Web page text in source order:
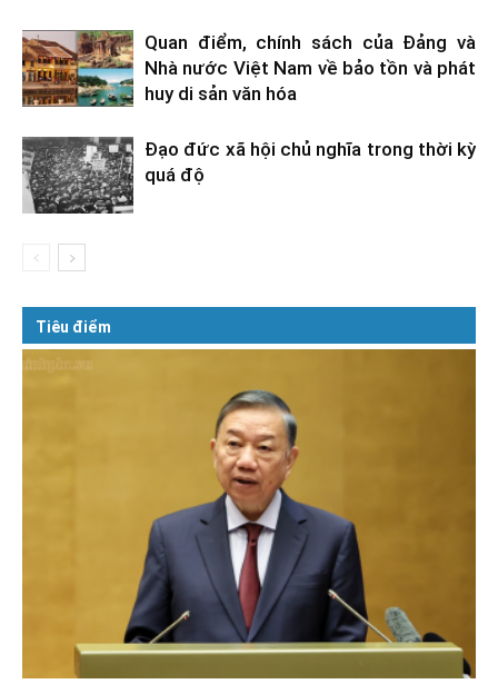
Quan điểm, chính sách của Đảng và
Nhà nước Việt Nam về bảo tồn và phát
huy di sản văn hóa
Đạo đức xã hội chủ nghĩa trong thời kỳ
quá độ
Tiêu điểm